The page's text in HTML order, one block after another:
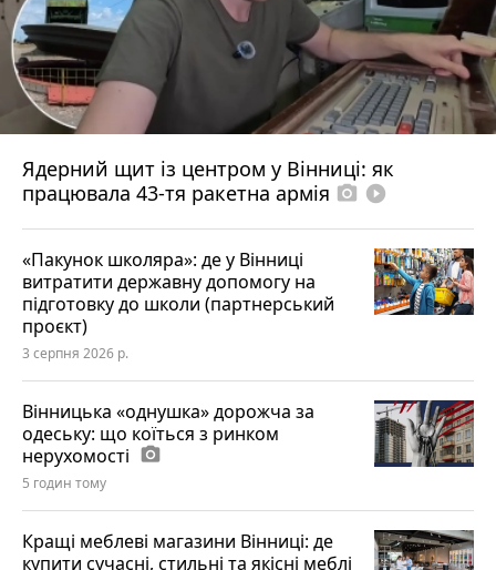
Ядерний щит із центром у Вінниці: як
працювала 43-тя ракетна армія photo_camera play_circle_filled
«Пакунок школяра»: де у Вінниці
витратити державну допомогу на
підготовку до школи (партнерський
проєкт)
3 серпня 2026 р.
Вінницька «однушка» дорожча за
одеську: що коїться з ринком
нерухомості photo_camera
5 годин тому
Кращі меблеві магазини Вінниці: де
купити сучасні, стильні та якісні меблі